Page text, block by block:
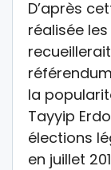
D’après
réalisée
la
Tayyip
élections
en juillet